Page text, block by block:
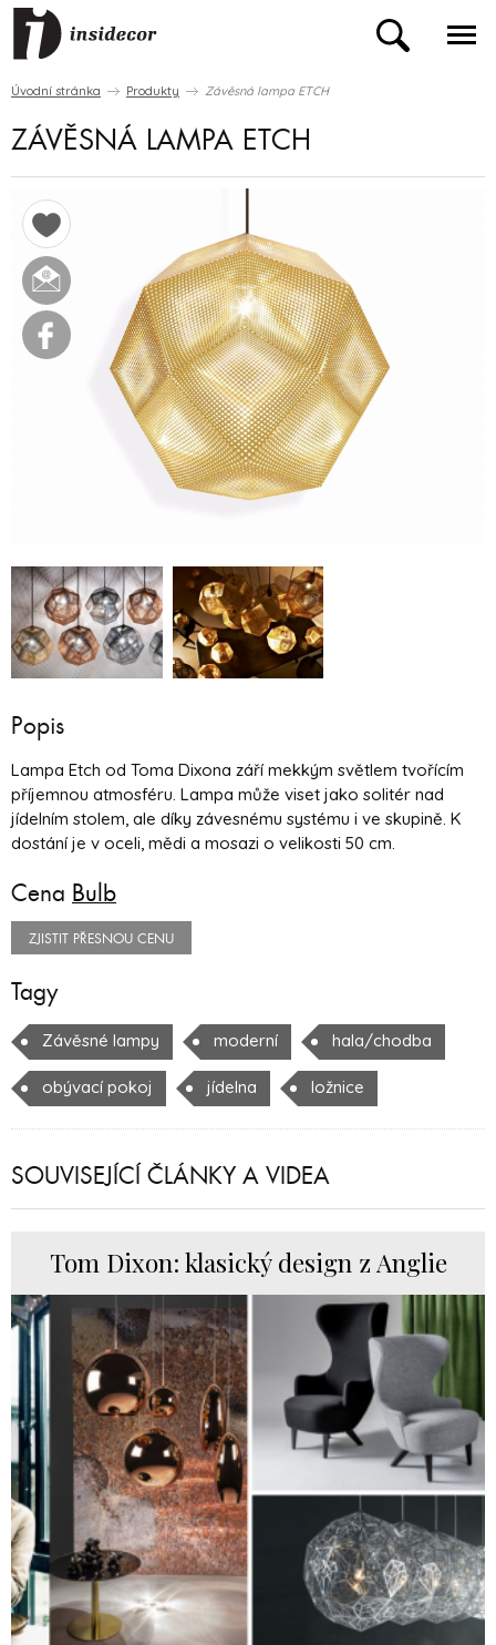
Úvodní stránka Produkty Závěsná lampa ETCH
ZÁVĚSNÁ LAMPA ETCH
Popis
Lampa Etch od Toma Dixona září mekkým světlem tvořícím
příjemnou atmosféru. Lampa může viset jako solitér nad
jídelním stolem, ale díky závesnému systému i ve skupině. K
dostání je v oceli, mědi a mosazi o velikosti 50 cm.
Cena Bulb
ZJISTIT PŘESNOU CENU
Tagy
Závěsné lampy moderní hala/chodba
obývací pokoj jídelna ložnice
SOUVISEJÍCÍ ČLÁNKY A VIDEA
Tom Dixon: klasický design z Anglie